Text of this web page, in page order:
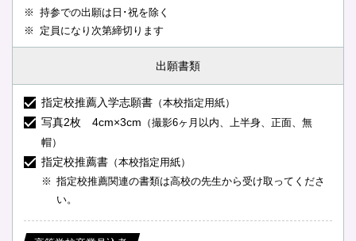
持参での出願は日･祝を除く
定員になり次第締切ります
出願書類
指定校推薦入学志願書（本校指定用紙）
写真2枚 4cm×3cm （撮影6ヶ月以内、上半身、正面、無
帽）
指定校推薦書（本校指定用紙）
指定校推薦関連の書類は高校の先生から受け取ってくださ
い。